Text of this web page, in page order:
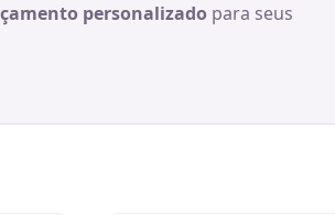
personalizado para seus